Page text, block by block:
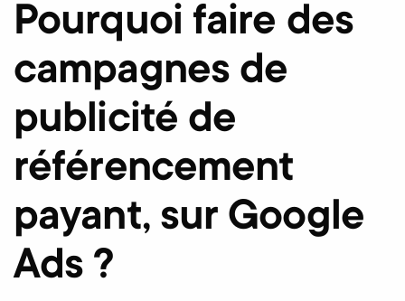
Pourquoi faire des
campagnes de
publicité de
référencement
payant, sur Google
Ads ?